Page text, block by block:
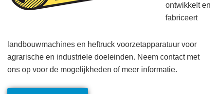
ontwikkelt en
fabriceert
landbouwmachines en heftruck voorzetapparatuur voor
agrarische en industriele doeleinden. Neem contact met
ons op voor de mogelijkheden of meer informatie.